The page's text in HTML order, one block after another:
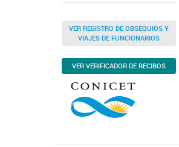
VER REGISTRO DE OBSEQUIOS Y
VIAJES DE FUNCIONARIOS
VER VERIFICADOR DE RECIBOS